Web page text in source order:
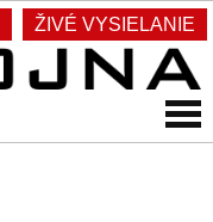
ŽIVÉ VYSIELANIE